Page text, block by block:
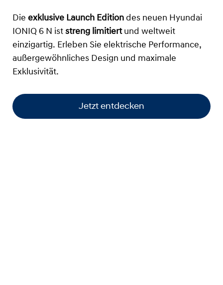
Die exklusive Launch Edition des neuen Hyundai
IONIQ 6 N ist streng limitiertund weltweit
einzigartig. Erleben Sie elektrische Performance,
außergewöhnliches Design und maximale
Exklusivität.
Jetzt entdecken